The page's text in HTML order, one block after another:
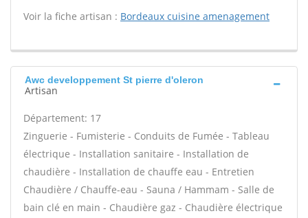
Voir la fiche artisan : Bordeaux cuisine amenagement
Awc developpement St pierre d'oleron
Artisan
Département: 17
Zinguerie - Fumisterie - Conduits de Fumée - Tableau
électrique - Installation sanitaire - Installation de
chaudière - Installation de chauffe eau - Entretien
Chaudière / Chauffe-eau - Sauna / Hammam - Salle de
bain clé en main - Chaudière gaz - Chaudière électrique